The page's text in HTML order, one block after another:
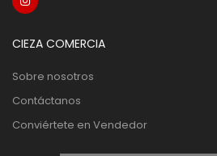
CIEZA COMERCIA
Sobre nosotros
Contáctanos
Conviértete en Vendedor